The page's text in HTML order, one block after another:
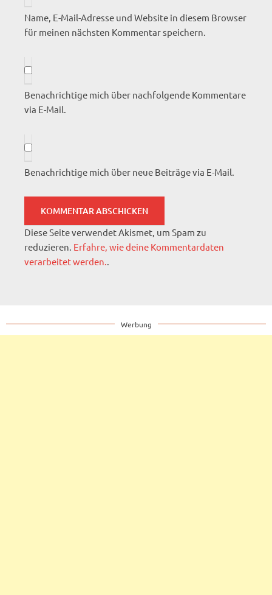
Name, E-Mail-Adresse und Website in diesem Browser
für meinen nächsten Kommentar speichern.
Benachrichtige mich über nachfolgende Kommentare
via E-Mail.
Benachrichtige mich über neue Beiträge via E-Mail.
Diese Seite verwendet Akismet, um Spam zu
reduzieren. Erfahre, wie deine Kommentardaten
verarbeitet werden..
Werbung